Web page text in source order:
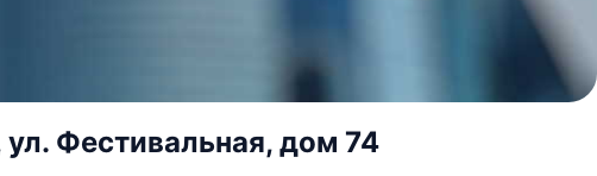
Фестивальная, дом 74